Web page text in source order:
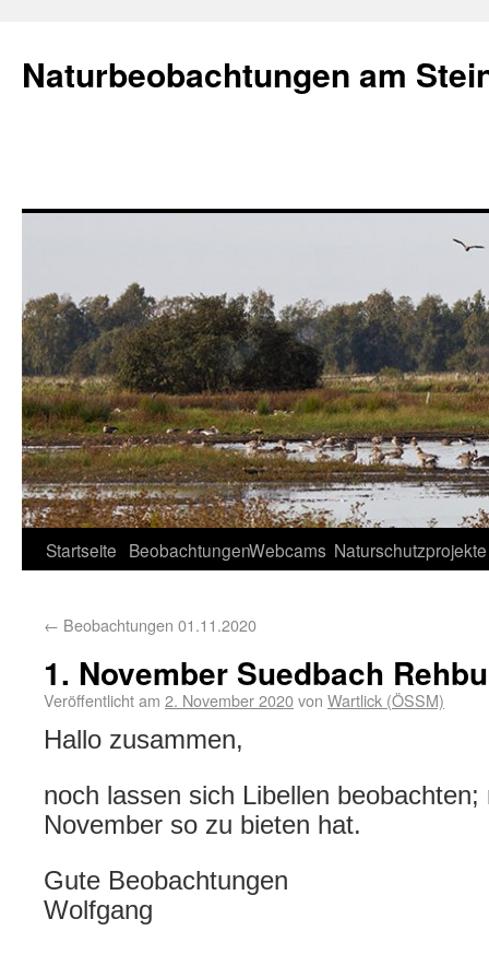
Naturbeobachtungen am
Startseite BeobachtungenWebcams Naturschutzprojekte
← Beobachtungen 01.11.2020
1. November Suedbach
Veröffentlicht am 2. November 2020von Wartlick (ÖSSM)
Hallo zusammen,
noch lassen sich Libellen
November so zu bieten hat.
Gute Beobachtungen
Wolfgang